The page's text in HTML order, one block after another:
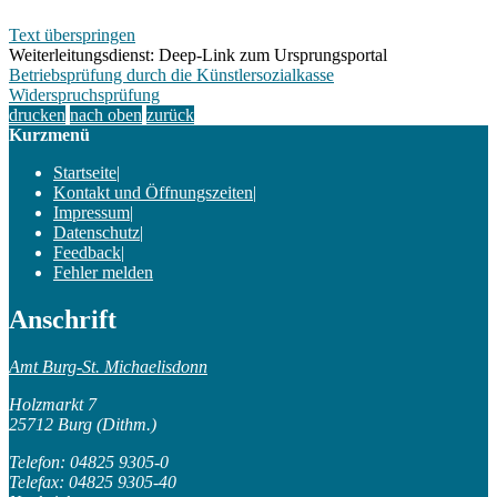
Text überspringen
Weiterleitungsdienst: Deep-Link zum Ursprungsportal
Betriebsprüfung durch die Künstlersozialkasse
Widerspruchsprüfung
drucken nach oben zurück
Kurzmenü
Startseite|
Kontakt und Öffnungszeiten|
Impressum|
Datenschutz|
Feedback|
Fehler melden
Anschrift
Amt Burg-St. Michaelisdonn
Holzmarkt 7
25712 Burg (Dithm.)
Telefon: 04825 9305-0
Telefax: 04825 9305-40